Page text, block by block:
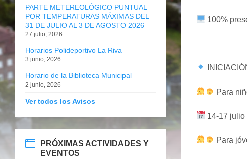
100%
Para
14-17 julio |
Para
PARTE METEREOLÓGICO PUNTUAL
POR TEMPERATURAS MÁXIMAS DEL
31 DE JULIO AL 3 DE AGOSTO 2026
27 julio, 2026
Horarios Polideportivo La Riva
3 junio, 2026
Horario de la Biblioteca Municipal
2 junio, 2026
Ver todos los Avisos
PRÓXIMAS ACTIVIDADES Y
EVENTOS